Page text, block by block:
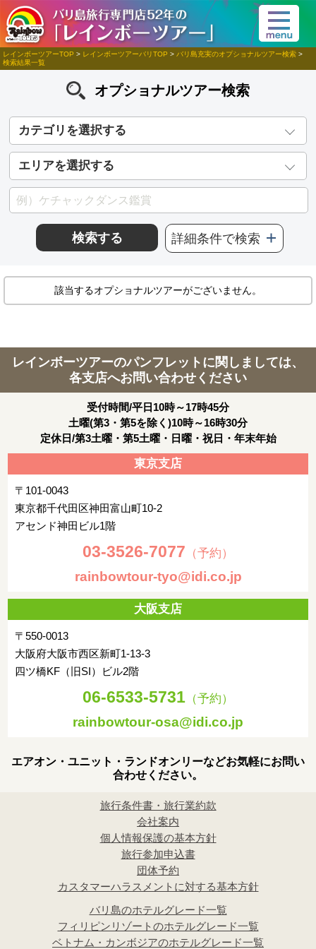
レインボーツアーTOP > レインボーツアーバリTOP > バリ島充実のオプショナルツアー検索 >
検索結果一覧
オプショナルツアー検索
カテゴリを選択する
エリアを選択する
検索する 詳細条件で検索
該当するオプショナルツアーがございません。
レインボーツアーのパンフレットに関しましては、
各支店へお問い合わせください
受付時間/平日10時～17時45分
土曜(第3・第5を除く)10時～16時30分
定休日/第3土曜・第5土曜・日曜・祝日・年末年始
東京支店
〒101-0043
東京都千代田区神田富山町10-2
アセンド神田ビル1階
03-3526-7077 （予約）
rainbowtour-tyo@idi.co.jp
大阪支店
〒550-0013
大阪府大阪市西区新町1-13-3
四ツ橋KF（旧SI）ビル2階
06-6533-5731 （予約）
rainbowtour-osa@idi.co.jp
エアオン・ユニット・ランドオンリーなどお気軽にお問い
合わせください。
旅行条件書・旅行業約款
会社案内
個人情報保護の基本方針
旅行参加申込書
団体予約
カスタマーハラスメントに対する基本方針
バリ島のホテルグレード一覧
フィリピンリゾートのホテルグレード一覧
ベトナム・カンボジアのホテルグレード一覧